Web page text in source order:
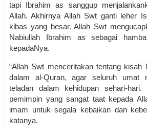
tapi Ibrahim as sanggup
Allah. Akhirnya Allah Swt ganti leher
kibas yang besar. Allah Swt
Nabiullah Ibrahim as sebagai
kepadaNya.
“Allah Swt menceritakan tentang kisah
dalam al-Quran, agar seluruh umat
teladan dalam kehidupan sehari-hari.
pemimpin yang sangat taat kepada
imam untuk segala kebaikan dan
katanya.